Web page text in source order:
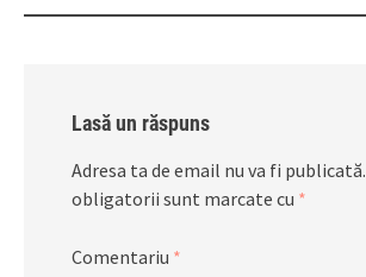
Lasă un răspuns
Adresa ta de email nu va fi publicată.
obligatorii sunt marcate cu *
Comentariu *